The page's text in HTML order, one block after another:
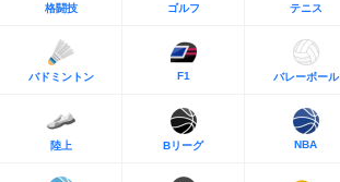
格闘技 ゴルフ テニス
バドミントン F1 バレーボール
陸上 Bリーグ NBA